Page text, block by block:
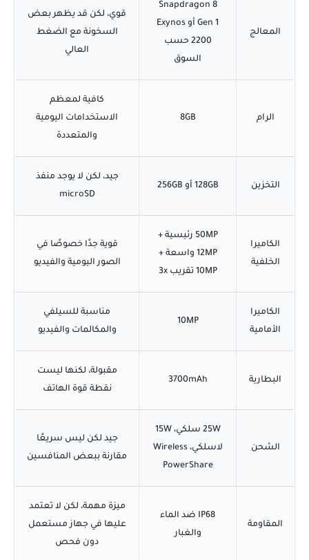
المعالج
Snapdragon 8
Gen 1 أو Exynos
2200 حسب
السوق
قوي، لكن قد يظهر بعض
السخونة مع الضغط
العالي
الرام 8GB
كافية لمعظم
الاستخدامات اليومية
والمتعددة
التخزين 128GB أو 256GB
جيد، لكن لا يوجد منفذ
microSD
الكاميرا
الخلفية
50MP رئيسية +
12MP واسعة +
10MP تقريب 3x
قوية جدًا خصوصًا في
الصور اليومية والفيديو
الكاميرا
الأمامية
10MP
مناسبة للسيلفي
والمكالمات والفيديو
البطارية 3700mAh
مقبولة، لكنها ليست
نقطة قوة الهاتف
الشحن
25W سلكي، 15W
لاسلكي، Wireless
PowerShare
جيد لكن ليس سريعًا
مقارنة ببعض المنافسين
المقاومة
IP68 ضد الماء
والغبار
ميزة مهمة، لكن لا تعتمد
عليها في جهاز مستعمل
دون فحص